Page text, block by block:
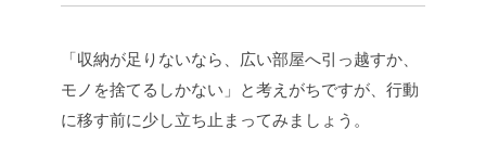
「収納が足りないなら、広い部屋へ引っ越すか、
モノを捨てるしかない」と考えがちですが、行動
に移す前に少し立ち止まってみましょう。